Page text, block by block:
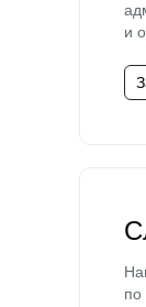
и
по